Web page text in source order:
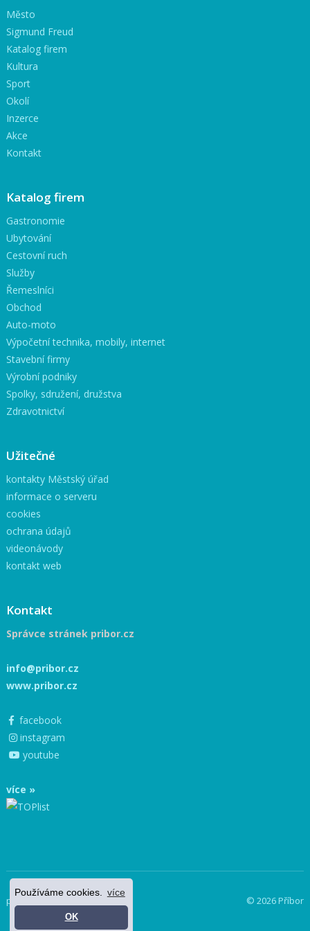
Používáme cookies. více
OK
Město
Sigmund Freud
Katalog firem
Kultura
Sport
Okolí
Inzerce
Akce
Kontakt
Katalog firem
Gastronomie
Ubytování
Cestovní ruch
Služby
Řemeslníci
Obchod
Auto-moto
Výpočetní technika, mobily, internet
Stavební firmy
Výrobní podniky
Spolky, sdružení, družstva
Zdravotnictví
Užitečné
kontakty Městský úřad
informace o serveru
cookies
ochrana údajů
videonávody
kontakt web
Kontakt
Správce stránek pribor.cz
info@pribor.cz
www.pribor.cz
facebook
instagram
youtube
více »
powered by netnews © 2026 Příbor